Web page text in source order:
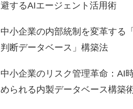
避するAIエージェント活用術
中小企業の内部統制を変革する
判断データベース」構築法
中小企業のリスク管理革命：AI
められる内製データベース構築